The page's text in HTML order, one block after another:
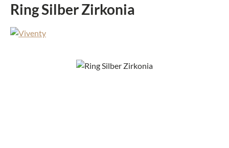
Ring Silber Zirkonia
Bildergalerie überspringen